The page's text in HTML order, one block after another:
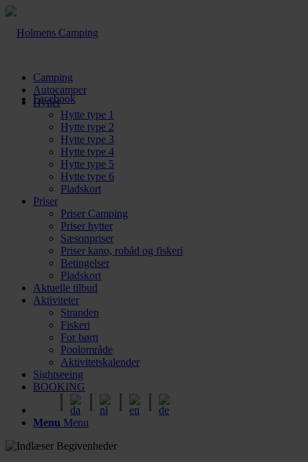
Facebook
Camping
Autocamper
Hytter
Hytte type 1
Hytte type 2
Hytte type 3
Hytte type 4
Hytte type 5
Hytte type 6
Pladskort
Priser
Priser Camping
Priser hytter
Sæsonpriser
Priser kano, robåd og fiskeri
Betingelser
Pladskort
Aktuelle tilbud
Aktiviteter
Stranden
Fiskeri
For børn
Poolområde
Aktivitetskalender
Sightseeing
BOOKING
Menu Menu